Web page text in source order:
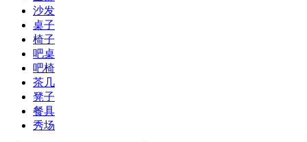
沙发
桌子
椅子
吧桌
吧椅
茶几
凳子
餐具
秀场